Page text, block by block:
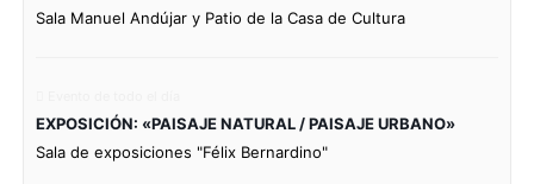
Sala Manuel Andújar y Patio de la Casa de Cultura
EXPOSICIÓN: «PAISAJE NATURAL / PAISAJE URBANO»
Sala de exposiciones "Félix Bernardino"